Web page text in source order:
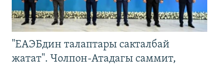
"ЕАЭБдин талаптары сакталбай
жатат". Чолпон-Атадагы саммит,